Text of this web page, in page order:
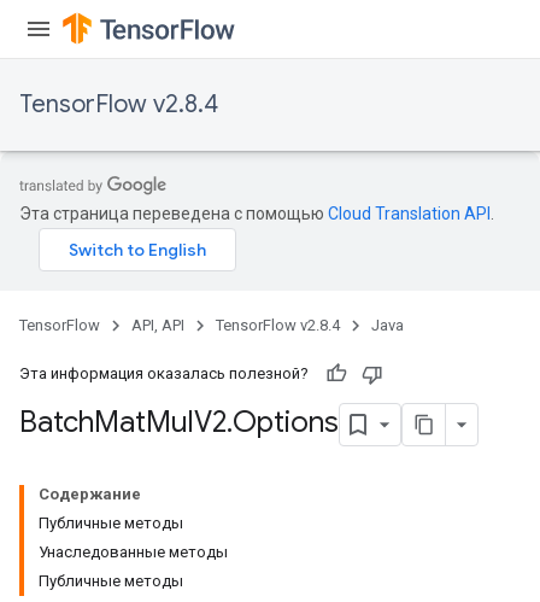
TensorFlow v2.8.4
Эта страница переведена с помощью Cloud Translation API
TensorFlow API, API TensorFlow v2.8.4 Java
Эта информация оказалась полезной?
BatchMatMulV2.Options
Содержание
Публичные методы
Унаследованные методы
Публичные методы